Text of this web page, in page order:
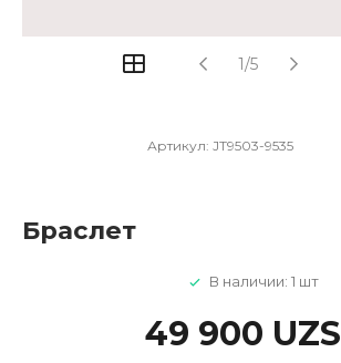
1/5
Артикул: JT9503-9535
Браслет
В наличии: 1 шт
49 900 UZS